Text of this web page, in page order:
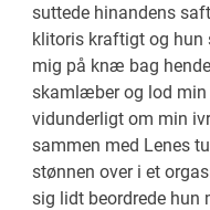
suttede hinandens
klitoris kraftigt og hun
mig på knæ bag
skamlæber og lod min
vidunderligt om min
sammen med Lenes
stønnen over i et
sig lidt beordrede hun